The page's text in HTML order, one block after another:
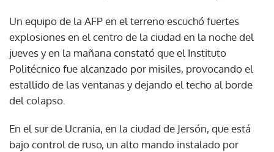
Un equipo de la AFP en el terreno escuchó fuertes
explosiones en el centro de la ciudad en la noche del
jueves y en la mañana constató que el Instituto
Politécnico fue alcanzado por misiles, provocando el
estallido de las ventanas y dejando el techo al borde
del colapso.
En el sur de Ucrania, en la ciudad de Jersón, que está
bajo control de ruso, un alto mando instalado por